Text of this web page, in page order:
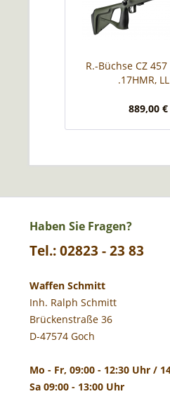
R.-Büchse CZ
.17HMR,
889,00
Haben Sie Fragen?
Tel.: 02823 - 23 83
Waffen Schmitt
Inh. Ralph Schmitt
Brückenstraße 36
D-47574 Goch
Mo - Fr, 09:00 - 12:30 Uhr /
Sa 09:00 - 13:00 Uhr